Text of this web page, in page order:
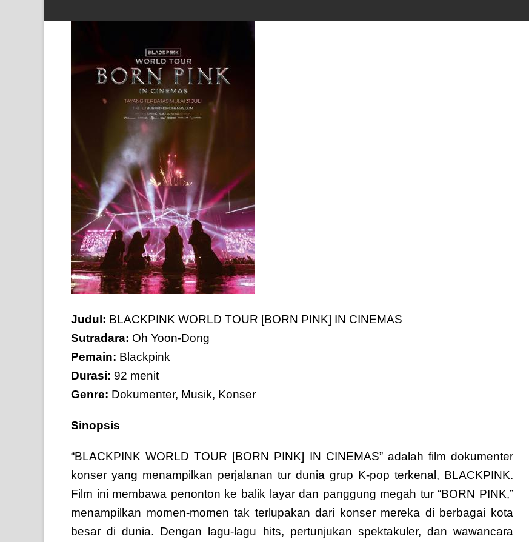
Judul: BLACKPINK WORLD TOUR [BORN PINK] IN CINEMAS
Sutradara: Oh Yoon-Dong
Pemain: Blackpink
Durasi: 92 menit
Genre: Dokumenter, Musik, Konser
Sinopsis
“BLACKPINK WORLD TOUR [BORN PINK] IN CINEMAS” adalah film dokumenter
konser yang menampilkan perjalanan tur dunia grup K-pop terkenal, BLACKPINK.
Film ini membawa penonton ke balik layar dan panggung megah tur “BORN PINK,”
menampilkan momen-momen tak terlupakan dari konser mereka di berbagai kota
besar di dunia. Dengan lagu-lagu hits, pertunjukan spektakuler, dan wawancara